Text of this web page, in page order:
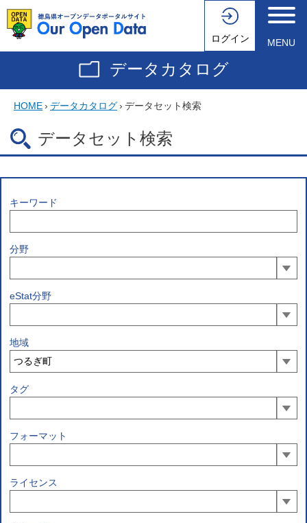
ログイン MENU
データカタログ
HOME› データカタログ› データセット検索
データセット検索
キーワード
分野
eStat分野
地域
タグ
フォーマット
ライセンス